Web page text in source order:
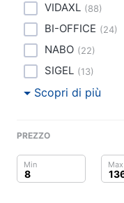
Beauty
Giocattoli
Prima infanzia
Abbigliamento
VIDAXL (88)
BI-OFFICE (24)
NABO (22)
SIGEL (13)
Scopri di più
PREZZO